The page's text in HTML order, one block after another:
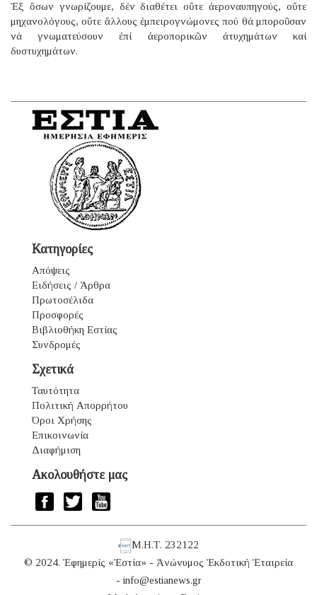
Ἐξ ὅσων γνωρίζουμε, δέν διαθέτει οὔτε ἀεροναυπηγούς, οὔτε
μηχανολόγους, οὔτε ἄλλους ἐμπειρογνώμονες πού θά μποροῦσαν
νά γνωματεύσουν ἐπί ἀεροπορικῶν ἀτυχημάτων καί
δυστυχημάτων.
Κατηγορίες
Απόψεις
Ειδήσεις / Άρθρα
Πρωτοσέλιδα
Προσφορές
Βιβλιοθήκη Εστίας
Συνδρομές
Σχετικά
Ταυτότητα
Πολιτική Απορρήτου
Όροι Χρήσης
Επικοινωνία
Διαφήμιση
Ακολουθήστε μας
Μ.Η.Τ. 232122
© 2024. Ἐφημερίς «Ἑστία» - Ἀνώνυμος Ἐκδοτική Ἑταιρεία
- info@estianews.gr